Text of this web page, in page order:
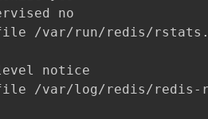
no
/var/run/redis/
notice
/var/log/redis/redis-